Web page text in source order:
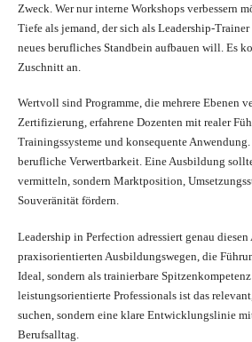
Zweck. Wer nur interne Workshops verbessern
Tiefe als jemand, der sich als Leadership-
neues berufliches Standbein aufbauen will. Es
Zuschnitt an.
Wertvoll sind Programme, die mehrere Ebenen
Zertifizierung, erfahrene Dozenten mit realer
Trainingssysteme und konsequente
berufliche Verwertbarkeit. Eine Ausbildung
vermitteln, sondern Marktposition,
Souveränität fördern.
Leadership in Perfection adressiert genau
praxisorientierten Ausbildungswegen, die
Ideal, sondern als trainierbare
leistungsorientierte Professionals ist das
suchen, sondern eine klare Entwicklungslinie
Berufsalltag.